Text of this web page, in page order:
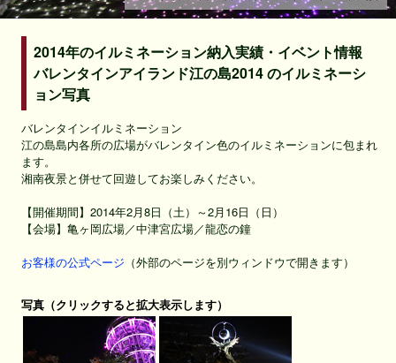
2014年のイルミネーション納入実績・イベント情報
バレンタインアイランド江の島2014 のイルミネーシ
ョン写真
バレンタインイルミネーション
江の島島内各所の広場がバレンタイン色のイルミネーションに包まれ
ます。
湘南夜景と併せて回遊してお楽しみください。
【開催期間】2014年2月8日（土）～2月16日（日）
【会場】亀ヶ岡広場／中津宮広場／龍恋の鐘
お客様の公式ページ （外部のページを別ウィンドウで開きます）
写真（クリックすると拡大表示します）